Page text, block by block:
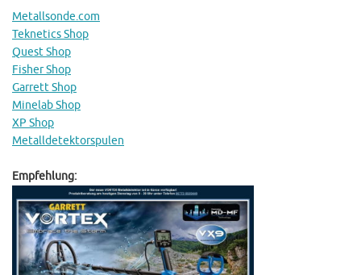
Metallsonde.com
Teknetics Shop
Quest Shop
Fisher Shop
Garrett Shop
Minelab Shop
XP Shop
Metalldetektorspulen
Empfehlung: